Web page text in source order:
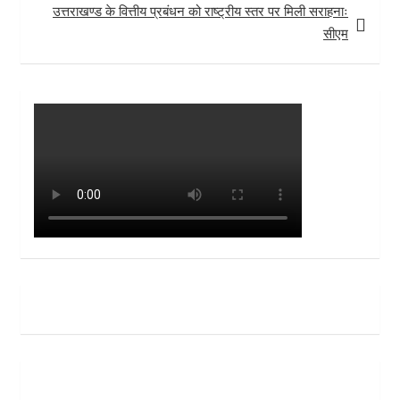
उत्तराखण्ड के वित्तीय प्रबंधन को राष्ट्रीय स्तर पर मिली सराहनाः
सीएम